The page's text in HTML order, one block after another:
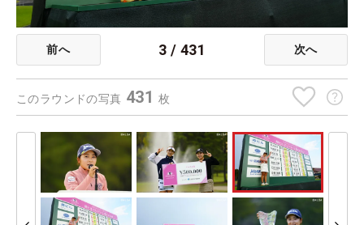
前へ 3 / 431 次へ
このラウンドの写真 431 枚